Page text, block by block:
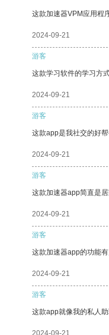
这款加速器VPM应用程
2024-09-21
游客
这款学习软件的学习方
2024-09-21
游客
这款app是我社交的好
2024-09-21
游客
这款加速器app简直是
2024-09-21
游客
这款加速器app的功能
2024-09-21
游客
这款app就像我的私人
2024-09-21